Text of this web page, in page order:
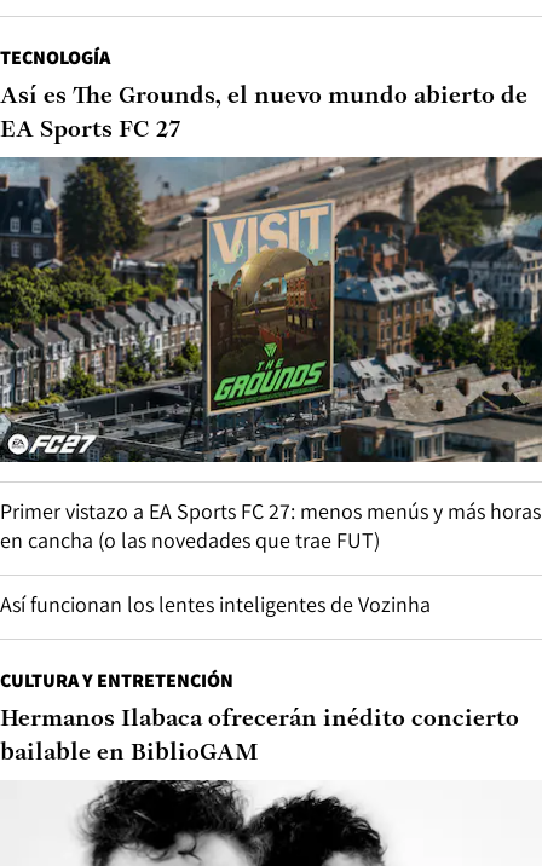
TECNOLOGÍA
Así es The Grounds, el nuevo mundo abierto de
EA Sports FC 27
Primer vistazo a EA Sports FC 27: menos menús y más horas
en cancha (o las novedades que trae FUT)
Así funcionan los lentes inteligentes de Vozinha
CULTURA Y ENTRETENCIÓN
Hermanos Ilabaca ofrecerán inédito concierto
bailable en BiblioGAM